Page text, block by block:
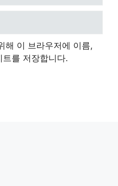
해 이 브라우저에 이름,
를 저장합니다.